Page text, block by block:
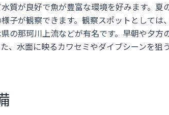
質が良好で魚が豊富な環境を好みます。
子が観察できます。観察スポットとして
の那珂川上流などが有名です。早朝や夕方
、水面に映るカワセミやダイブシーンを